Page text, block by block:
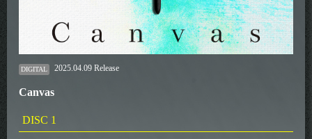
DIGITAL 2025.04.09 Release
Canvas
DISC 1